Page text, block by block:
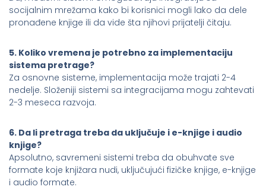
socijalnim mrežama kako bi korisnici mogli lako da dele
pronađene knjige ili da vide šta njihovi prijatelji čitaju.
5. Koliko vremena je potrebno za implementaciju
sistema pretrage?
Za osnovne sisteme, implementacija može trajati 2-4
nedelje. Složeniji sistemi sa integracijama mogu zahtevati
2-3 meseca razvoja.
6. Da li pretraga treba da uključuje i e-knjige i audio
knjige?
Apsolutno, savremeni sistemi treba da obuhvate sve
formate koje knjižara nudi, uključujući fizičke knjige, e-knjige
i audio formate.